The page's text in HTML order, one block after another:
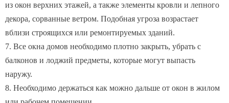
декора, сорванные ветром. Подобная угроза возрастает
вблизи строящихся или ремонтируемых зданий.
7. Все окна домов необходимо плотно закрыть, убрать с
балконов и лоджий предметы, которые могут выпасть
8. Необходимо держаться как можно дальше от окон в жилом
или рабочем помещении.